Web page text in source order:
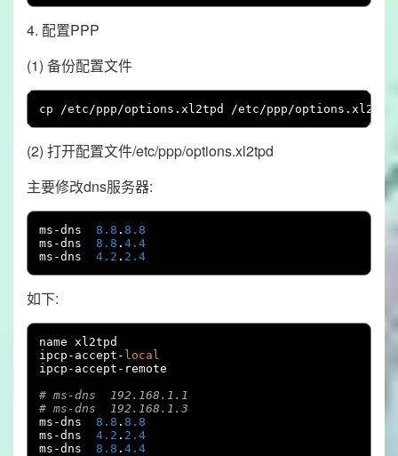
4. 配置PPP
(1) 备份配置文件
cp /etc/ppp/options . xl2tpd /etc/ppp/options . xl2tpd
(2) 打开配置文件/etc/ppp/options.xl2tpd
主要修改dns服务器:
ms -dns 8.8 . 8.8
ms -dns 8.8 . 4.4
ms -dns 4.2 . 2.4
如下:
name xl2tpd
ipcp - accept - local
ipcp - accept - remote
# ms-dns  192.168.1.1
# ms-dns  192.168.1.3
ms -dns 8.8 . 8.8
ms -dns 4.2 . 2.4
ms -dns 8.8 . 4.4